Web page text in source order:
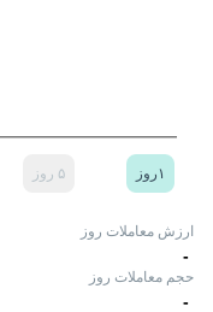
۱روز ۵ روز
ارزش معاملات روز
-
حجم معاملات روز
-